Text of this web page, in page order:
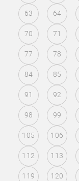
63 64
70 71
77 78
84 85
91 92
98 99
105 106
112 113
119 120